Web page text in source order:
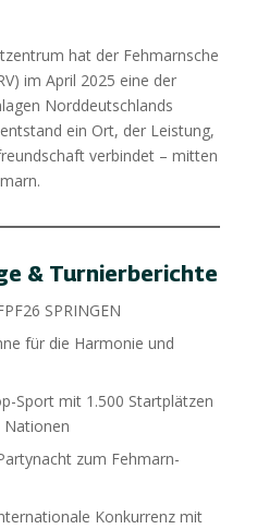
hat der Fehmarnsche
im April 2025 eine der
Norddeutschlands
ein Ort, der Leistung,
verbindet – mitten
& Turnierberichte
SPRINGEN
für die Harmonie und
Sport mit 1.500 Startplätzen
Nationen
zum Fehmarn-
Konkurrenz mit